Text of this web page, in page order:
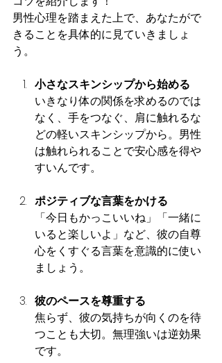
男性心理を踏まえた上で、あなたがで
きることを具体的に見ていきましょ
う。
小さなスキンシップから始める
いきなり体の関係を求めるのでは
なく、手をつなぐ、肩に触れるな
どの軽いスキンシップから。男性
は触れられることで安心感を得や
すいんです。
ポジティブな言葉をかける
「今日もかっこいいね」「一緒に
いると楽しいよ」など、彼の自尊
心をくすぐる言葉を意識的に使い
ましょう。
彼のペースを尊重する
焦らず、彼の気持ちが向くのを待
つことも大切。無理強いは逆効果
です。